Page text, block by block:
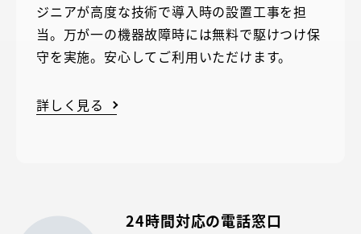
ジニアが高度な技術で導入時の設置工事を担
当。万が一の機器故障時には無料で駆けつけ保
守を実施。安心してご利用いただけます。
詳しく見る
24時間対応の電話窓口